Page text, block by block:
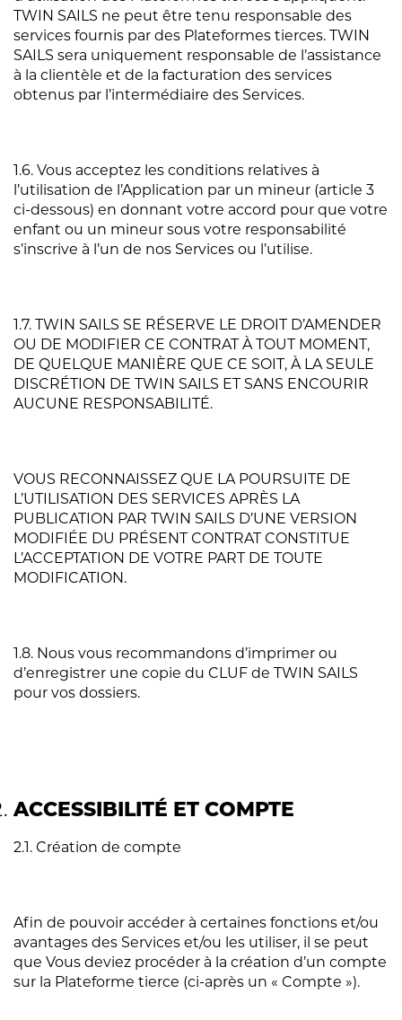
TWIN SAILS ne peut être tenu responsable des
services fournis par des Plateformes tierces. TWIN
SAILS sera uniquement responsable de l’assistance
à la clientèle et de la facturation des services
obtenus par l’intermédiaire des Services.
1.6. Vous acceptez les conditions relatives à
l’utilisation de l’Application par un mineur (article 3
ci-dessous) en donnant votre accord pour que votre
enfant ou un mineur sous votre responsabilité
s’inscrive à l’un de nos Services ou l’utilise.
1.7. TWIN SAILS SE RÉSERVE LE DROIT D’AMENDER
OU DE MODIFIER CE CONTRAT À TOUT MOMENT,
DE QUELQUE MANIÈRE QUE CE SOIT, À LA SEULE
DISCRÉTION DE TWIN SAILS ET SANS ENCOURIR
AUCUNE RESPONSABILITÉ.
VOUS RECONNAISSEZ QUE LA POURSUITE DE
L’UTILISATION DES SERVICES APRÈS LA
PUBLICATION PAR TWIN SAILS D’UNE VERSION
MODIFIÉE DU PRÉSENT CONTRAT CONSTITUE
L’ACCEPTATION DE VOTRE PART DE TOUTE
MODIFICATION.
1.8. Nous vous recommandons d’imprimer ou
d’enregistrer une copie du CLUF de TWIN SAILS
pour vos dossiers.
ACCESSIBILITÉ ET COMPTE
2.1. Création de compte
Afin de pouvoir accéder à certaines fonctions et/ou
avantages des Services et/ou les utiliser, il se peut
que Vous deviez procéder à la création d’un compte
sur la Plateforme tierce (ci-après un « Compte »).